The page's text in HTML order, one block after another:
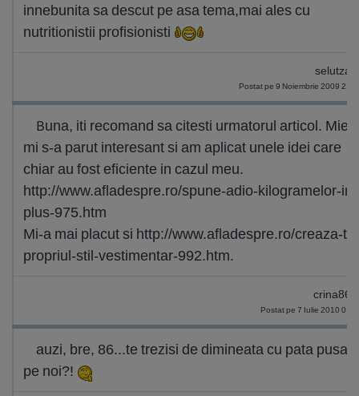
innebunita sa descut pe asa tema,mai ales cu
nutritionistii profisionisti
Postat pe 9 Noiembrie 2009
Buna, iti recomand sa citesti urmatorul articol. Mie
mi s-a parut interesant si am aplicat unele idei care
chiar au fost eficiente in cazul meu.
http://www.afladespre.ro/spune-adio-kilogramelor-in-
plus-975.htm
Mi-a mai placut si http://www.afladespre.ro/creaza-ti-
propriul-stil-vestimentar-992.htm.
Postat pe 7 Iulie 2010
auzi, bre, 86...te trezisi de dimineata cu pata pusa
pe noi?!